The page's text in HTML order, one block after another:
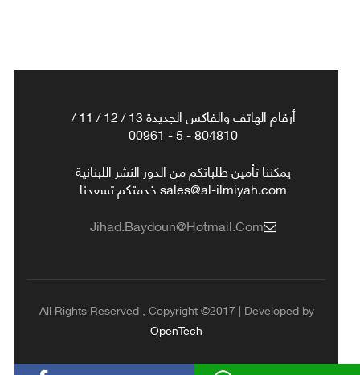
أرقام الهاتف والفاكس الجديدة 13 / 12 / 11 /
804810 - 5 - 00961
يمكننا تأمين طلباتكم من الدور النشر اللبنانية
sales@al-ilmiyah.com خدمتكم تسعدنا
Jihad.baydoun@hotmail.com
All Rights Reserved , Copyright ©2017 | Developed by
OpenTech